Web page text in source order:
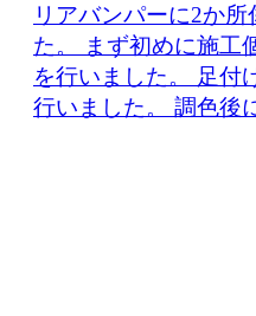
リアバンパーに2か所
た。 まず初めに施工
を行いました。 足付
行いました。 調色後